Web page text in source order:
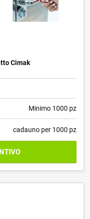
Cimak
Minimo 1000 pz
cadauno per 1000 pz